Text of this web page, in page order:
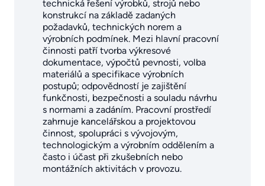
technická řešení výrobků, strojů nebo
konstrukcí na základě zadaných
požadavků, technických norem a
výrobních podmínek. Mezi hlavní pracovní
činnosti patří tvorba výkresové
dokumentace, výpočtů pevnosti, volba
materiálů a specifikace výrobních
postupů; odpovědností je zajištění
funkčnosti, bezpečnosti a souladu návrhu
s normami a zadáním. Pracovní prostředí
zahrnuje kancelářskou a projektovou
činnost, spolupráci s vývojovým,
technologickým a výrobním oddělením a
často i účast při zkušebních nebo
montážních aktivitách v provozu.